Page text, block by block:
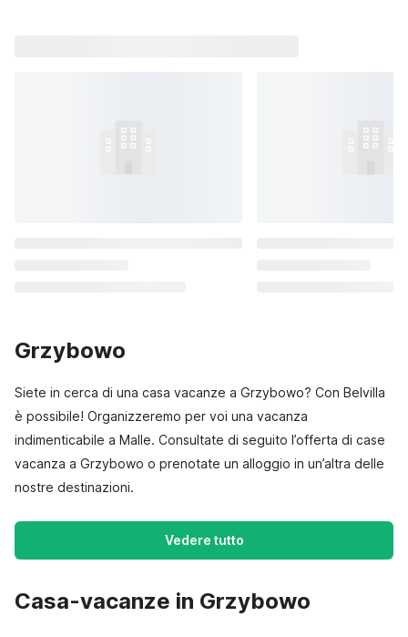
Grzybowo
Siete in cerca di una casa vacanze a Grzybowo? Con Belvilla
è possibile! Organizzeremo per voi una vacanza
indimenticabile a Malle. Consultate di seguito l’offerta di case
vacanza a Grzybowo o prenotate un alloggio in un’altra delle
nostre destinazioni.
Vedere tutto
Casa-vacanze in Grzybowo